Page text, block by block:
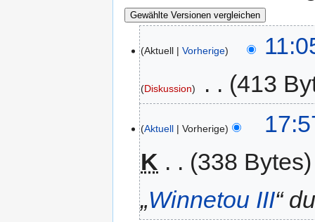
Aktuell Vorherige
Diskussion 413
Aktuell Vorherige
K
338 Bytes
„Winnetou III“